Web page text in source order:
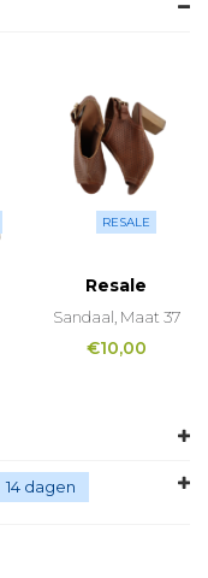
RESALE
Resale
Sandaal, Maat 37
€10,00
14 dagen